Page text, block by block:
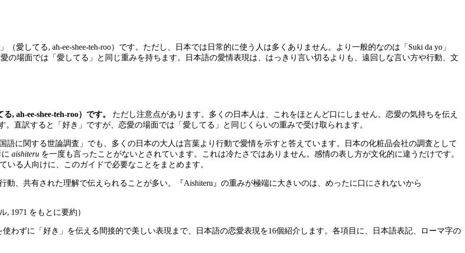
愛してる, ah-ee-shee-teh-roo）です。ただし、日本では日常的に使う人は多くありません。より一般的なのは「Suki da yo」
愛の場面では「愛してる」と同じ重みを持ちます。日本語の愛情表現は、はっきり言い切るよりも、遠回しな言い方や行動、文
る, ah-ee-shee-teh-roo）です。
ただし注意点があります。多くの日本人は、これをほとんど口にしません。恋愛の気持ちを伝え
。直訳すると「好き」ですが、恋愛の場面では「愛してる」と同じくらいの重みで受け取られます。
語に関する世論調査」でも、多くの日本の大人は言葉より行動で愛情を示すと答えています。日本の化粧品会社の調査として
aishiteru を一度も言ったことがないとされています。これは冷たさではありません。感情の表し方が文化的に違うだけです。
いる人向けに、このガイドで必要なことをまとめます。
動、共有された理解で伝えられることが多い。『Aishiteru』の重みが極端に大きいのは、めったに口にされないから
, 1971 をもとに要約）
わずに「好き」を伝える間接的で美しい表現まで、日本語の恋愛表現を16個紹介します。各項目に、日本語表記、ローマ字の